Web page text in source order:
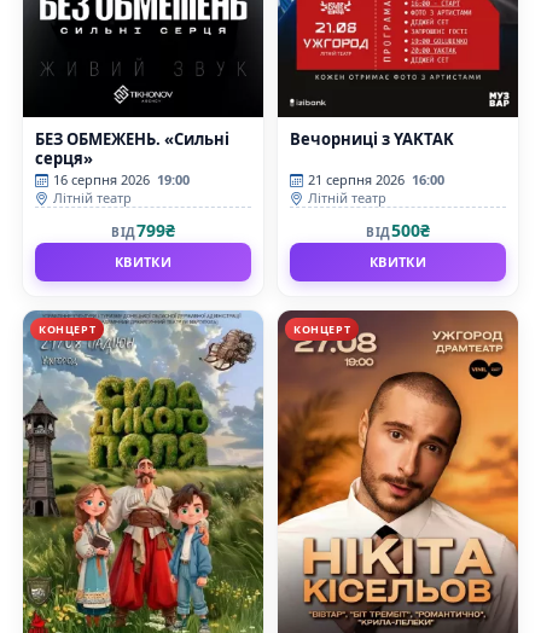
БЕЗ ОБМЕЖЕНЬ. «Сильні
серця»
16 серпня 2026 19:00
Літній театр
ВІД799₴
КВИТКИ
Вечорниці з YAKTAK
21 серпня 2026 16:00
Літній театр
ВІД500₴
КВИТКИ
КОНЦЕРТ КОНЦЕРТ